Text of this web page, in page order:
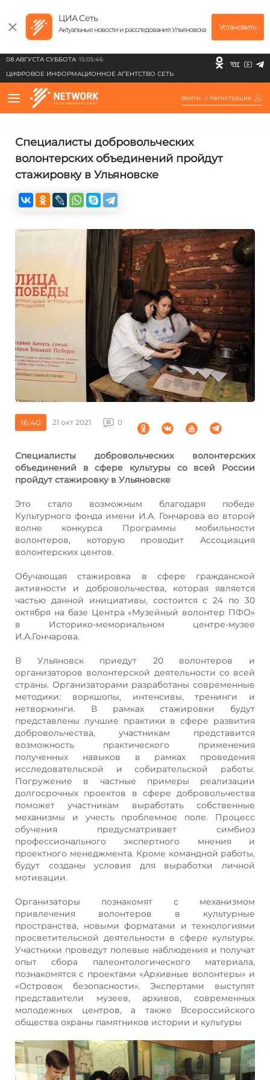
ЦИА Сеть
Актуальные новости и расследования Ульяновска Установить
08 АВГУСТА СУББОТА 15:05:46
ЦИФРОВОЕ ИНФОРМАЦИОННОЕ АГЕНТСТВО СЕТЬ
Войти / Регистрация
Специалисты добровольческих
волонтерских объединений пройдут
стажировку в Ульяновске
16:40 21 окт 2021 0
Специалисты добровольческих волонтерских
объединений в сфере культуры со всей России
пройдут стажировку в Ульяновске
Это стало возможным благодаря победе
Культурного фонда имени И.А. Гончарова во второй
волне конкурса Программы мобильности
волонтеров, которую проводит Ассоциация
волонтерских центов.
Обучающая стажировка в сфере гражданской
активности и добровольчества, которая является
частью данной инициативы, состоится с 24 по 30
октября на базе Центра «Музейный волонтер ПФО»
в Историко-мемориальном центре-музее
И.А.Гончарова.
В Ульяновск приедут 20 волонтеров и
организаторов волонтерской деятельности со всей
страны. Организаторами разработаны современные
методики: воркшопы, интенсивы, тренинги и
нетворкинги. В рамках стажировки будут
представлены лучшие практики в сфере развития
добровольчества, участникам представится
возможность практического применения
полученных навыков в рамках проведения
исследовательской и собирательской работы.
Погружение в частные примеры реализации
долгосрочных проектов в сфере добровольчества
поможет участникам выработать собственные
механизмы и учесть проблемное поле. Процесс
обучения предусматривает симбиоз
профессионального экспертного мнения и
проектного менеджмента. Кроме командной работы,
будут созданы условия для выработки личной
мотивации.
Организаторы познакомят с механизмом
привлечения волонтеров в культурные
пространства, новыми форматами и технологиями
просветительской деятельности в сфере культуры.
Участники проведут полевые наблюдения и получат
опыт сбора палеонтологического материала,
познакомятся с проектами «Архивные волонтеры» и
«Островок безопасности». Экспертами выступят
представители музеев, архивов, современных
молодежных центров, а также Всероссийского
общества охраны памятников истории и культуры